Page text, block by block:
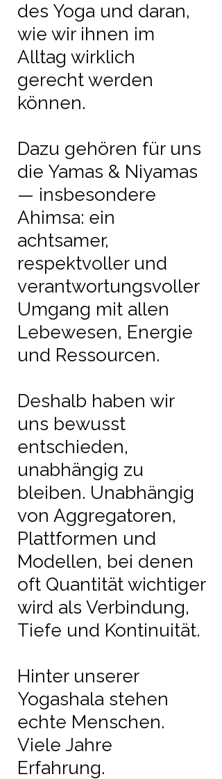
des Yoga und daran,
wie wir ihnen im
Alltag wirklich
gerecht werden
können.
Dazu gehören für uns
die Yamas & Niyamas
— insbesondere
Ahimsa: ein
achtsamer,
respektvoller und
verantwortungsvoller
Umgang mit allen
Lebewesen, Energie
und Ressourcen.
Deshalb haben wir
uns bewusst
entschieden,
unabhängig zu
bleiben. Unabhängig
von Aggregatoren,
Plattformen und
Modellen, bei denen
oft Quantität wichtiger
wird als Verbindung,
Tiefe und Kontinuität.
Hinter unserer
Yogashala stehen
echte Menschen.
Viele Jahre
Erfahrung.